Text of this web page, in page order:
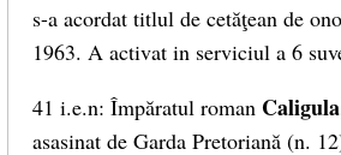
s-a acordat titlul de cetăţean de
1963. A activat in serviciul a 6
41 i.e.n: Împăratul roman Caligula
asasinat de Garda Pretoriană (n.